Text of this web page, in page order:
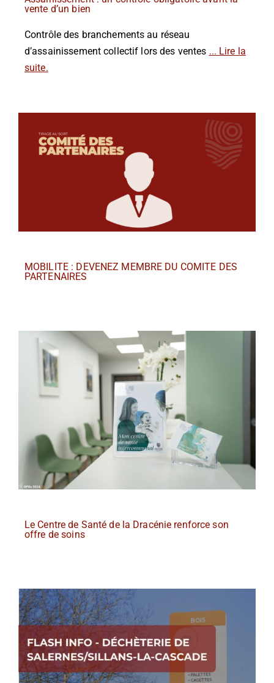
vente d’un bien
Contrôle des branchements au réseau
d’assainissement collectif lors des ventes ... Lire la
suite.
MOBILITE : DEVENEZ MEMBRE DU COMITE DES
PARTENAIRES
Le Centre de Santé de la Dracénie renforce son
offre de soins